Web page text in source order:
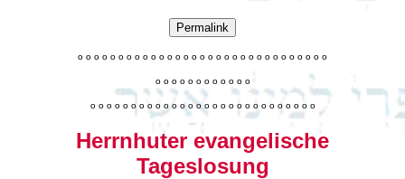
Permalink
o o o o o o o o o o o o o o o o o o o o o o o o o o o o o o o
o o o o o o o o o o o o
o o o o o o o o o o o o o o o o o o o o o o o o o o o o
Herrnhuter evangelische
Tageslosung